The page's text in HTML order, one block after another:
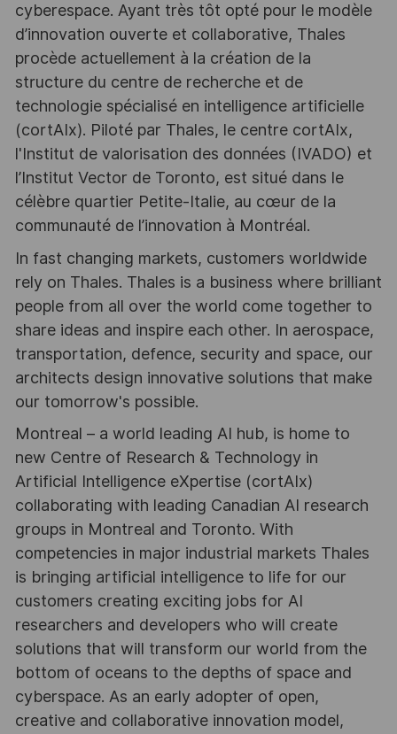
cyberespace. Ayant très tôt opté pour le modèle
d’innovation ouverte et collaborative, Thales
procède actuellement à la création de la
structure du centre de recherche et de
technologie spécialisé en intelligence artificielle
(cortAIx). Piloté par Thales, le centre cortAIx,
l'Institut de valorisation des données (IVADO) et
l’Institut Vector de Toronto, est situé dans le
célèbre quartier Petite-Italie, au cœur de la
communauté de l’innovation à Montréal.
In fast changing markets, customers worldwide
rely on Thales. Thales is a business where brilliant
people from all over the world come together to
share ideas and inspire each other. In aerospace,
transportation, defence, security and space, our
architects design innovative solutions that make
our tomorrow's possible.
Montreal – a world leading AI hub, is home to
new Centre of Research & Technology in
Artificial Intelligence eXpertise (cortAIx)
collaborating with leading Canadian AI research
groups in Montreal and Toronto. With
competencies in major industrial markets Thales
is bringing artificial intelligence to life for our
customers creating exciting jobs for AI
researchers and developers who will create
solutions that will transform our world from the
bottom of oceans to the depths of space and
cyberspace. As an early adopter of open,
creative and collaborative innovation model,